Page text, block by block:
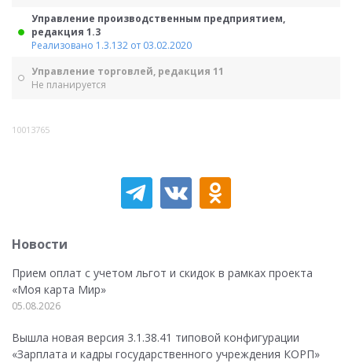
Управление производственным предприятием,
редакция 1.3
Реализовано 1.3.132 от 03.02.2020
Управление торговлей, редакция 11
Не планируется
10013765
Новости
Прием оплат с учетом льгот и скидок в рамках проекта
«Моя карта Мир»
05.08.2026
Вышла новая версия 3.1.38.41 типовой конфигурации
«Зарплата и кадры государственного учреждения КОРП»